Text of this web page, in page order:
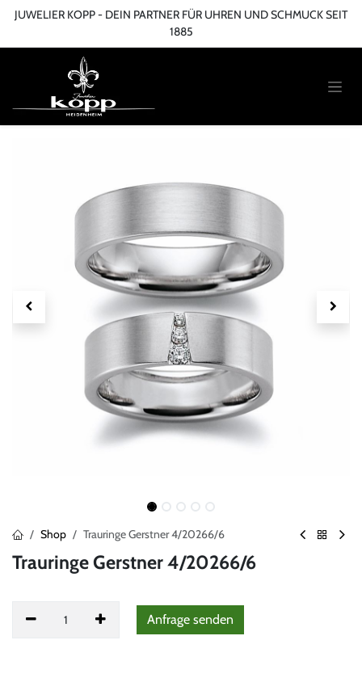
Zum Inhalt springen
JUWELIER KOPP - DEIN PARTNER FÜR UHREN UND SCHMUCK SEIT
1885
Shop Trauringe Gerstner 4/20266/6
Trauringe Gerstner 4/20266/6
Anfrag​e senden